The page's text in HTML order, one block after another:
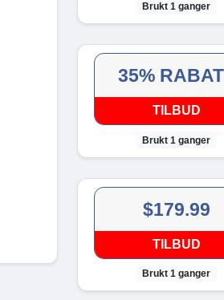
Brukt 1 ganger
35%
TILBUD
Brukt 1 ganger
$179.99
TILBUD
Brukt 1 ganger